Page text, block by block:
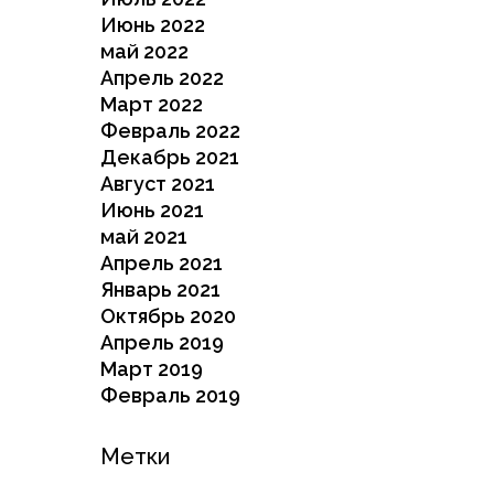
Июнь 2022
май 2022
Апрель 2022
Март 2022
Февраль 2022
Декабрь 2021
Август 2021
Июнь 2021
май 2021
Апрель 2021
Январь 2021
Октябрь 2020
Апрель 2019
Март 2019
Февраль 2019
Метки